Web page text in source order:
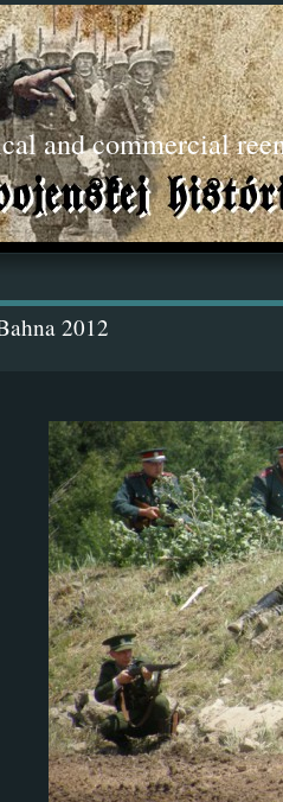
and commercial
2012